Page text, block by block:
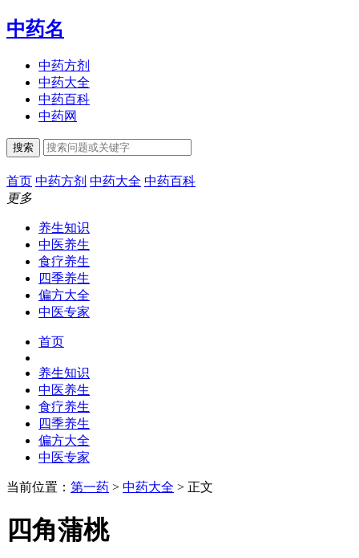
中药名
中药方剂
中药大全
中药百科
中药网
搜索
首页 中药方剂 中药大全 中药百科
更多
养生知识
中医养生
食疗养生
四季养生
偏方大全
中医专家
首页
养生知识
中医养生
食疗养生
四季养生
偏方大全
中医专家
当前位置： 第一药 > 中药大全 > 正文
四角蒲桃